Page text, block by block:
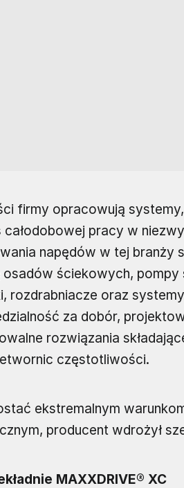
firmy opracowują
całodobowej pracy w
napędów w tej branży
osadów ściekowych,
rozdrabniacze oraz
za dobór,
rozwiązania
częstotliwości.
ekstremalnym
producent wdrożył
MAXXDRIVE® XC